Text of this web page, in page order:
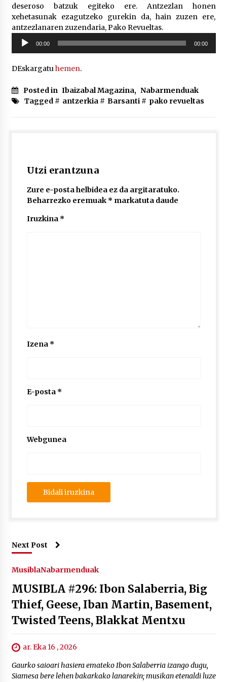
2026/07/03
MUSIBLA #297: Bide, Boards Of Canada, Somak,
deseroso batzuk egiteko ere. Antzezlan honen
xehetasunak ezagutzeko gurekin da, hain zuzen ere,
antzezlanaren zuzendaria, Pako Revueltas.
Soinu
erreproduzigailua
00:00 00:00
DEskargatuhemen.
Posted in Ibaizabal Magazina, Nabarmenduak
Tagged # antzerkia# Barsanti# pako revueltas
Utzi erantzuna
Zure e-posta helbidea ez da argitaratuko.
Beharrezko eremuak * markatuta daude
Iruzkina *
Izena *
E-posta *
Webgunea
Next Post
MusiblaNabarmenduak
MUSIBLA #296: Ibon Salaberria, Big
Thief, Geese, Iban Martin, Basement,
Twisted Teens, Blakkat Mentxu
ar. Eka 16 , 2026
Gaurko saioari hasiera emateko Ibon Salaberria izango dugu,
Siamesa bere lehen bakarkako lanarekin; musikan etenaldi luze